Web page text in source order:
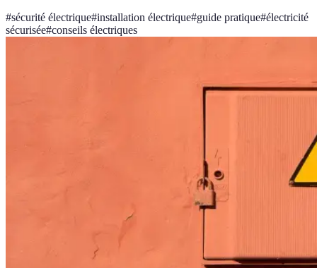
#sécurité électrique#installation électrique#guide pratique#électricité
sécurisée#conseils électriques